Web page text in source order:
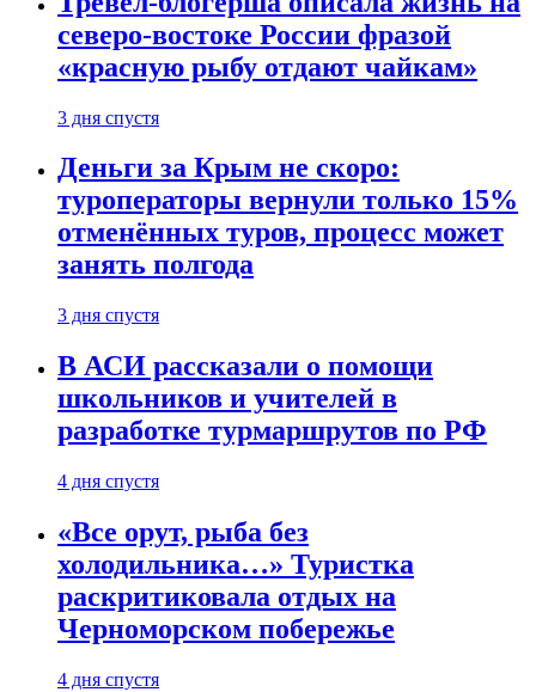
северо-востоке России фразой
«красную рыбу отдают чайкам»
3 дня спустя
Деньги за Крым не скоро:
туроператоры вернули только 15%
отменённых туров, процесс может
занять полгода
3 дня спустя
В АСИ рассказали о помощи
школьников и учителей в
разработке турмаршрутов по РФ
4 дня спустя
«Все орут, рыба без
холодильника…» Туристка
раскритиковала отдых на
Черноморском побережье
4 дня спустя